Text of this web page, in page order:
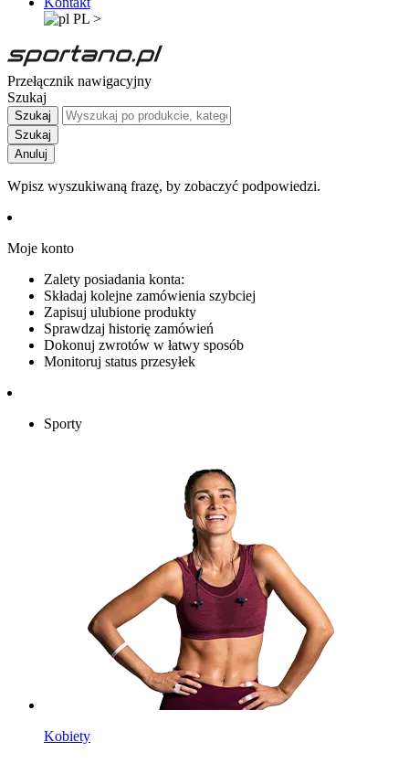
PL >
Przełącznik nawigacyjny
Szukaj
Szukaj
Szukaj
Anuluj
Wpisz wyszukiwaną frazę, by zobaczyć podpowiedzi.
Moje konto
Zalety posiadania konta:
Składaj kolejne zamówienia szybciej
Zapisuj ulubione produkty
Sprawdzaj historię zamówień
Dokonuj zwrotów w łatwy sposób
Monitoruj status przesyłek
Sporty
Kobiety